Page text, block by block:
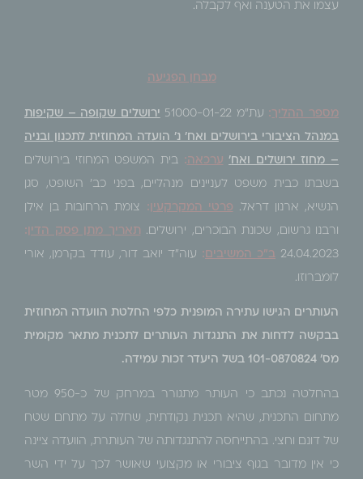
עצמו את הטענה ואף לקבלה.
מבחן הפגיעה
מספר ההליך: עת"מ 51000-01-22 ירושלים שקופה – שקיפות
במנהל הציבורי בירושלים ואח' נ' הועדה המחוזית לתכנון ובניה
– מחוז ירושלים ואח ' ערכאה: בית המשפט המחוזי בירושלים
בשבתו כבית משפט לעניינים מנהליים, בפני כב' השופט, סגן
הנשיא, ארנון דראל. פרטי המקרקעין : צומת הרחובות בן אילן
ורבנו גרשום, שכונת הבוכרים, ירושלים. תאריך מתן פסק הדין :
24.04.2023 ב"כ המשיבים : עוה"ד יואב דור, עודד בקרמן, אורי
לומברוזו.
העותרים הגישו עתירה המופנית כלפי החלטת הוועדה המחוזית
בבקשה לדחות את התנגדות העותרים לתכנית מתאר מקומית
מס' 101-0870824 בשל היעדר זכות עמידה.
בהחלטה נכתב כי העותר מתגורר במרחק של כ-950 מטר
מתחום התכנית, שהיא תכנית נקודתית, שחלה על מתחם שטח
של דונם וחצי. בהתייחסה להתנגדותה של העותרת, הוועדה ציינה
כי אין מדובר בגוף ציבורי או מקצועי שאושר לכך על ידי השר